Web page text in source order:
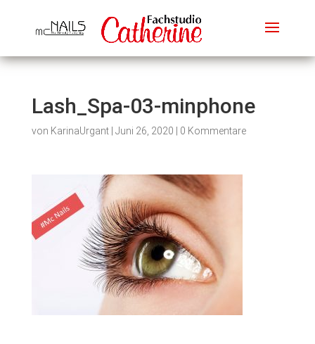
Lash_Spa-03-minphone
von KarinaUrgant| Juni 26, 2020 0 Kommentare